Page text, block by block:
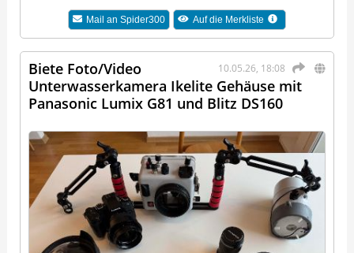
Mail an Spider300 Auf die Merkliste
10.05.26, 18:08
Biete Foto/Video
Unterwasserkamera Ikelite Gehäuse mit
Panasonic Lumix G81 und Blitz DS160